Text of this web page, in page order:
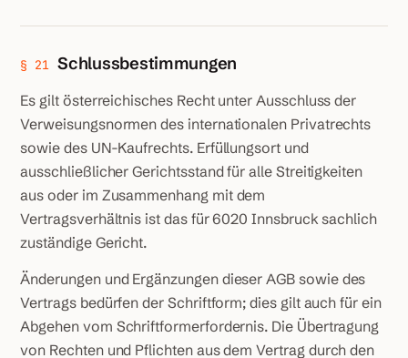
§ 21 Schlussbestimmungen
Es gilt österreichisches Recht unter Ausschluss der
Verweisungsnormen des internationalen Privatrechts
sowie des UN-Kaufrechts. Erfüllungsort und
ausschließlicher Gerichtsstand für alle Streitigkeiten
aus oder im Zusammenhang mit dem
Vertragsverhältnis ist das für 6020 Innsbruck sachlich
zuständige Gericht.
Änderungen und Ergänzungen dieser AGB sowie des
Vertrags bedürfen der Schriftform; dies gilt auch für ein
Abgehen vom Schriftformerfordernis. Die Übertragung
von Rechten und Pflichten aus dem Vertrag durch den